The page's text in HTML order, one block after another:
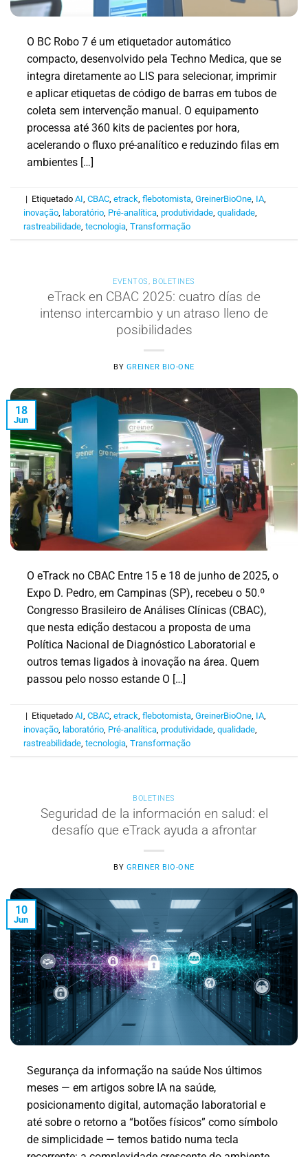
O BC Robo 7 é um etiquetador automático
compacto, desenvolvido pela Techno Medica, que se
integra diretamente ao LIS para selecionar, imprimir
e aplicar etiquetas de código de barras em tubos de
coleta sem intervenção manual. O equipamento
processa até 360 kits de pacientes por hora,
acelerando o fluxo pré-analítico e reduzindo filas em
ambientes […]
| EtiquetadoAI,CBAC,etrack,flebotomista,GreinerBioOne, IA,
inovação, laboratório, Pré-analítica,produtividade,qualidade,
rastreabilidade,tecnologia,Transformação
EVENTOS, BOLETINES
eTrack en CBAC 2025: cuatro días de
intenso intercambio y un atraso lleno de
posibilidades
BY GREINER BIO-ONE
18
Jun
O eTrack no CBAC Entre 15 e 18 de junho de 2025, o
Expo D. Pedro, em Campinas (SP), recebeu o 50.º
Congresso Brasileiro de Análises Clínicas (CBAC),
que nesta edição destacou a proposta de uma
Política Nacional de Diagnóstico Laboratorial e
outros temas ligados à inovação na área. Quem
passou pelo nosso estande O […]
| EtiquetadoAI,CBAC,etrack,flebotomista,GreinerBioOne, IA,
inovação, laboratório, Pré-analítica,produtividade,qualidade,
rastreabilidade,tecnologia,Transformação
BOLETINES
Seguridad de la información en salud: el
desafío que eTrack ayuda a afrontar
BY GREINER BIO-ONE
10
Jun
Segurança da informação na saúde Nos últimos
meses — em artigos sobre IA na saúde,
posicionamento digital, automação laboratorial e
até sobre o retorno a “botões físicos” como símbolo
de simplicidade — temos batido numa tecla